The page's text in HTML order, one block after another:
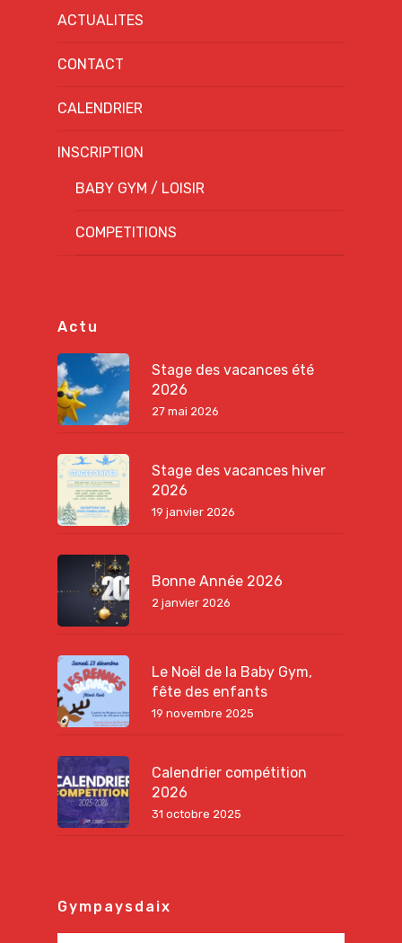
ACTUALITES
CONTACT
CALENDRIER
INSCRIPTION
BABY GYM / LOISIR
COMPETITIONS
Actu
Stage des vacances été
2026
27 mai 2026
Stage des vacances hiver
2026
19 janvier 2026
Bonne Année 2026
2 janvier 2026
Le Noël de la Baby Gym,
fête des enfants
19 novembre 2025
Calendrier compétition
2026
31 octobre 2025
Gympaysdaix